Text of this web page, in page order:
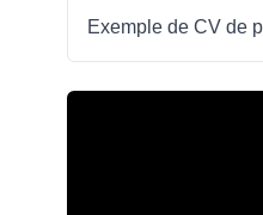
Exemple de CV de